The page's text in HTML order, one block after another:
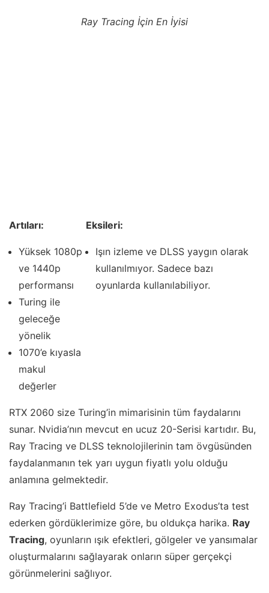
Ray Tracing İçin En İyisi
Artıları:
Yüksek 1080p
ve 1440p
performansı
Turing ile
geleceğe
yönelik
1070’e kıyasla
makul
değerler
Eksileri:
Işın izleme ve DLSS yaygın olarak
kullanılmıyor. Sadece bazı
oyunlarda kullanılabiliyor.
RTX 2060 size Turing’in mimarisinin tüm faydalarını
sunar. Nvidia’nın mevcut en ucuz 20-Serisi kartıdır. Bu,
Ray Tracing ve DLSS teknolojilerinin tam övgüsünden
faydalanmanın tek yarı uygun fiyatlı yolu olduğu
anlamına gelmektedir.
Ray Tracing’i Battlefield 5’de ve Metro Exodus’ta test
ederken gördüklerimize göre, bu oldukça harika. Ray
Tracing, oyunların ışık efektleri, gölgeler ve yansımalar
oluşturmalarını sağlayarak onların süper gerçekçi
görünmelerini sağlıyor.